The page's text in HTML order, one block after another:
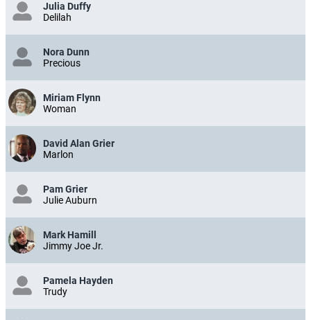
Julia Duffy
Delilah
Nora Dunn
Precious
Miriam Flynn
Woman
David Alan Grier
Marlon
Pam Grier
Julie Auburn
Mark Hamill
Jimmy Joe Jr.
Pamela Hayden
Trudy